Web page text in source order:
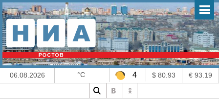
06.08.2026 °C 4 $ 80.93 € 93.19